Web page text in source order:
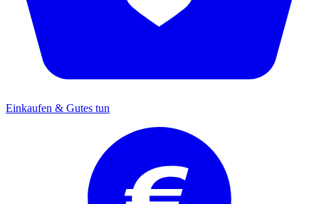
Einkaufen & Gutes tun